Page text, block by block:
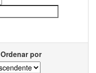
Ordenar por